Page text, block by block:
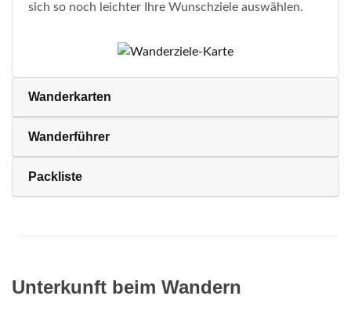
sich so noch leichter Ihre Wunschziele auswählen.
Wanderkarten
Wanderführer
Packliste
Unterkunft beim Wandern